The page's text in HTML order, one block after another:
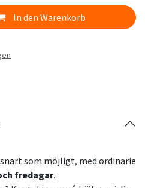
In den Warenkorb
som möjligt, med ordinarie
fredagar.